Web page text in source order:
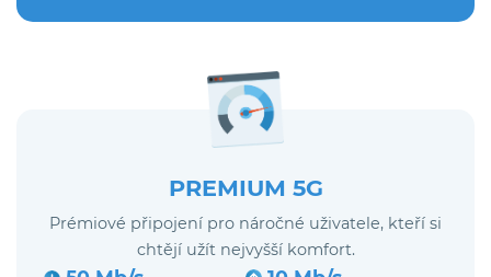
PREMIUM 5G
Prémiové připojení pro náročné uživatele, kteří si
chtějí užít nejvyšší komfort.